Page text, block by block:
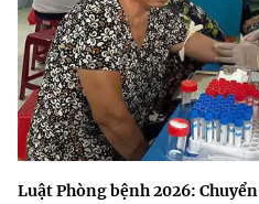
Luật Phòng bệnh 2026: